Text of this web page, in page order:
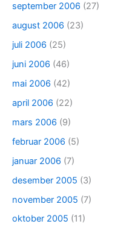
september 2006 (27)
august 2006 (23)
juli 2006 (25)
juni 2006 (46)
mai 2006 (42)
april 2006 (22)
mars 2006 (9)
februar 2006 (5)
januar 2006 (7)
desember 2005 (3)
november 2005 (7)
oktober 2005 (11)